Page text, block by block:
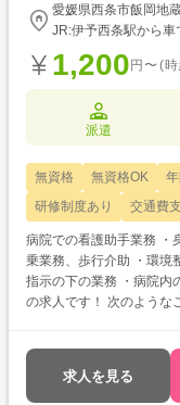
愛媛県西条市飯岡地
JR:伊予西条駅から車
1,200 円〜(
派遣
無資格 無資格OK
研修制度あり
交通費
病院での看護助手業務 ・
乗業務、歩行介助 ・環境
指示の下の業務 ・病院内の備品、器
の求人です！ 次のようなご希望がある方におすすめ ・介護士として働き
求人を見る